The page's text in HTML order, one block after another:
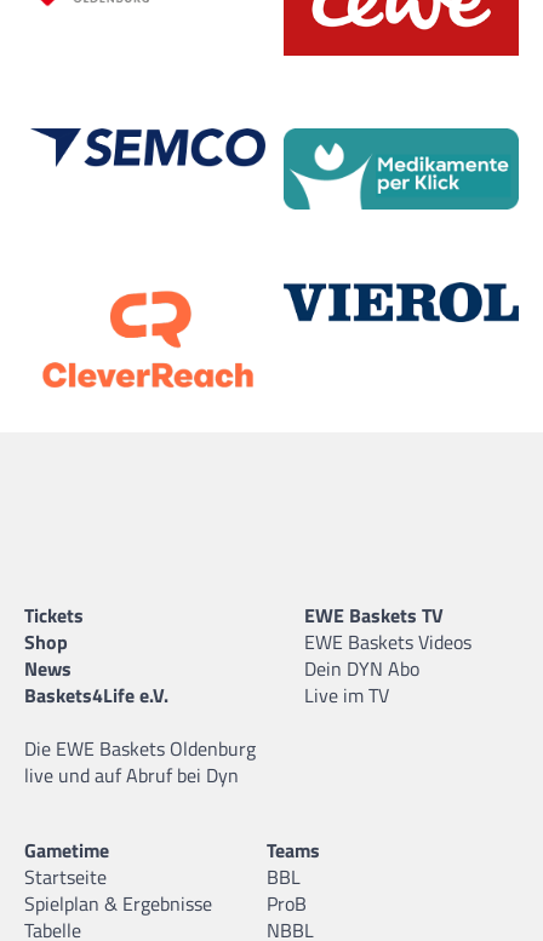
Tickets
Shop
News
Baskets4Life e.V.
Die EWE Baskets Oldenburg
live und auf Abruf bei Dyn
EWE Baskets TV
EWE Baskets Videos
Dein DYN Abo
Live im TV
Gametime
Startseite
Spielplan & Ergebnisse
Tabelle
Teams
BBL
ProB
NBBL